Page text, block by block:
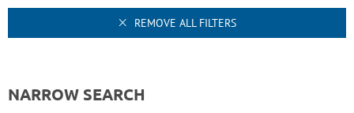
REMOVE ALL FILTERS
NARROW SEARCH